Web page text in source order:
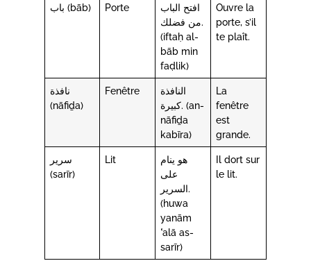
باب (bāb) Porte
افتح الباب
من فضلك.
(iftaḥ al-
bāb min
faḍlik)
Ouvre la
porte, s’il
te plaît.
نافذة
(nāfiḏa)
Fenêtre
النافذة
كبيرة. (an-
nāfiḏa
kabīra)
La
fenêtre
est
grande.
سرير
(sarīr)
Lit
هو ينام
على
السرير.
(huwa
yanām
ʿalā as-
sarīr)
Il dort sur
le lit.